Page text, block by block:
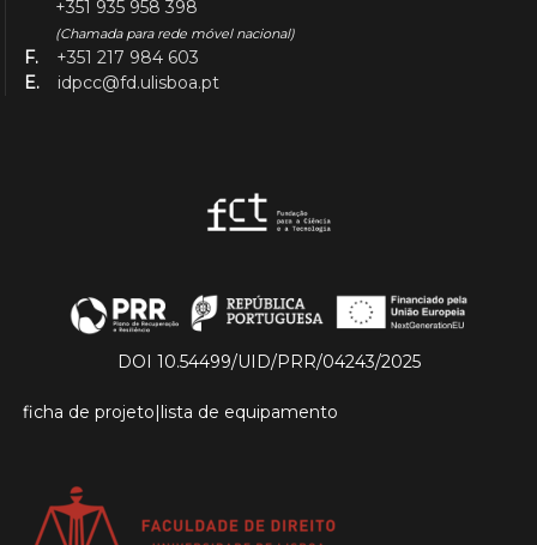
+351 935 958 398
(Chamada para rede móvel nacional)
F.
+351 217 984 603
E.
idpcc@fd.ulisboa.pt
DOI 10.54499/UID/PRR/04243/2025
ficha de projeto|lista de equipamento